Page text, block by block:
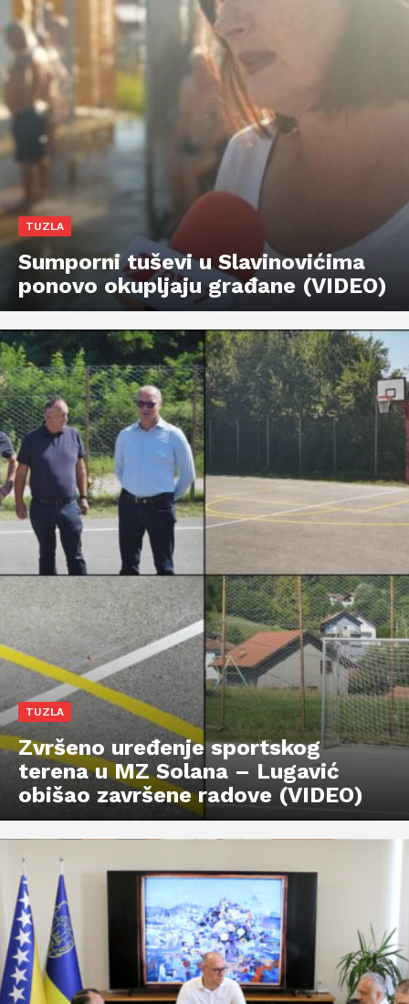
TUZLA
Sumporni tuševi u Slavinovićima
ponovo okupljaju građane (VIDEO)
TUZLA
Zvršeno uređenje sportskog
terena u MZ Solana – Lugavić
obišao završene radove (VIDEO)